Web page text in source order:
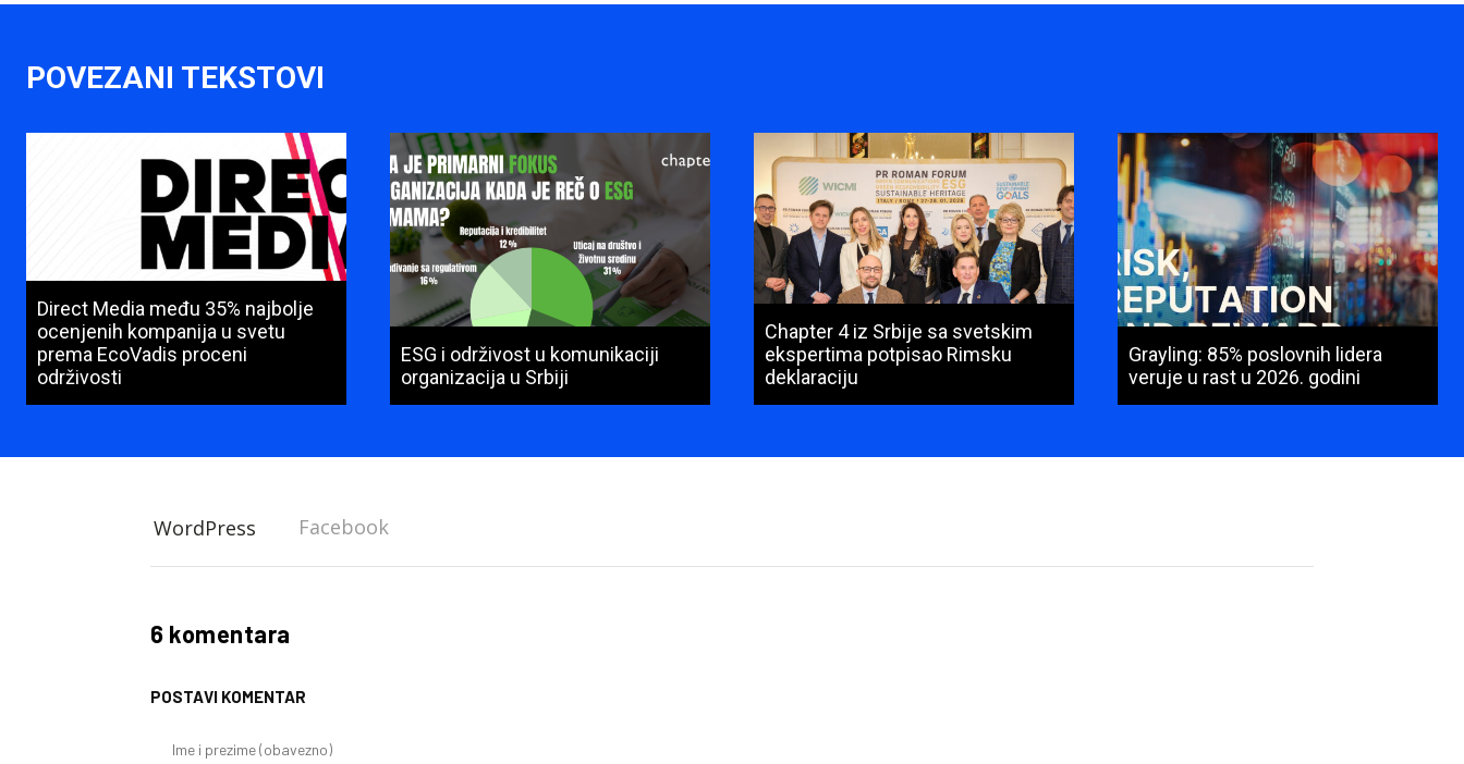
POVEZANI TEKSTOVI
Direct Media među 35% najbolje
ocenjenih kompanija u svetu
prema EcoVadis proceni
održivosti
ESG i održivost u komunikaciji
organizacija u Srbiji
Chapter 4 iz Srbije sa svetskim
ekspertima potpisao Rimsku
deklaraciju
Grayling: 85% poslovnih lidera
veruje u rast u 2026. godini
WordPress Facebook
6 komentara
POSTAVI KOMENTAR